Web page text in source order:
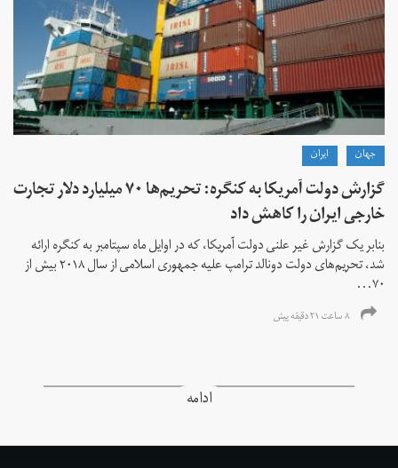
جهان ايران
گزارش دولت آمریکا به کنگره: تحریم‌ها ۷۰ میلیارد دلار تجارت
خارجی ایران را کاهش داد
بنابر یک گزارش غیر علنی دولت آمریکا، که در اوایل ماه سپتامبر به کنگره ارائه
شد، تحریم‌های دولت دونالد ترامپ علیه جمهوری اسلامی از سال ۲۰۱۸ بیش از
۷۰...
۸ ساعت ۲۱ دقیقه پیش
ادامه